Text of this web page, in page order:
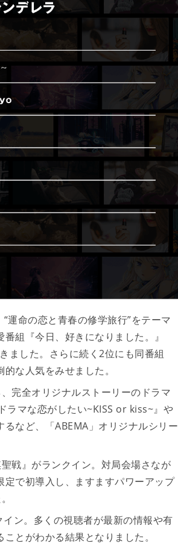
命の恋と青春の修学旅行”をテーマ
組『今日、好きになりました。』
ました。さらに続く2位にも同番組
な人気をみせました。
完全オリジナルストーリーのドラマ
ラマな恋がしたい~KISS or kiss~』や
など、「ABEMA」オリジナルシリー
戦』がランクイン。対局会場さなが
で初導入し、ますますパワーアップ
ン。多くの視聴者が最新の情報や有
とがわかる結果となりました。